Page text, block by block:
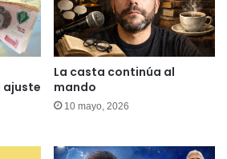
ajuste
La casta continúa al
mando
10 mayo, 2026